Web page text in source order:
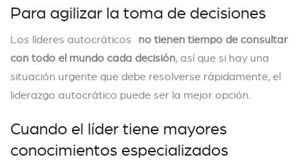
Para agilizar la toma de decisiones
Los líderes autocráticos no tienen tiempo de consultar
con todo el mundo cada decisión, así que si hay una
situación urgente que debe resolverse rápidamente, el
liderazgo autocrático puede ser la mejor opción.
Cuando el líder tiene mayores
conocimientos especializados